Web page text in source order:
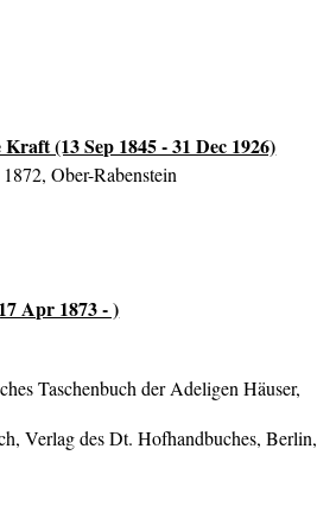
Kraft (13 Sep 1845 - 31 Dec 1926)
Ober-Rabenstein
Apr 1873 - )
Taschenbuch der Adeligen Häuser,
Verlag des Dt. Hofhandbuches, Berlin,